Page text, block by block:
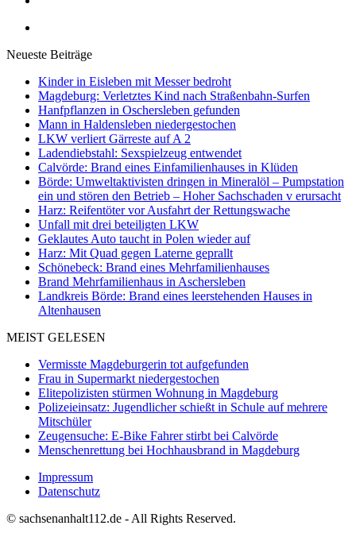
Neueste Beiträge
Kinder in Eisleben mit Messer bedroht
Magdeburg: Verletztes Kind nach Straßenbahn-Surfen
Hanfpflanzen in Oschersleben gefunden
Mann in Haldensleben niedergestochen
LKW verliert Gärreste auf A 2
Ladendiebstahl: Sexspielzeug entwendet
Calvörde: Brand eines Einfamilienhauses in Klüden
Börde: Umweltaktivisten dringen in Mineralöl – Pumpstation
ein und stören den Betrieb – Hoher Sachschaden v erursacht
Harz: Reifentöter vor Ausfahrt der Rettungswache
Unfall mit drei beteiligten LKW
Geklautes Auto taucht in Polen wieder auf
Harz: Mit Quad gegen Laterne geprallt
Schönebeck: Brand eines Mehrfamilienhauses
Brand Mehrfamilienhaus in Aschersleben
Landkreis Börde: Brand eines leerstehenden Hauses in
Altenhausen
MEIST GELESEN
Vermisste Magdeburgerin tot aufgefunden
Frau in Supermarkt niedergestochen
Elitepolizisten stürmen Wohnung in Magdeburg
Polizeieinsatz: Jugendlicher schießt in Schule auf mehrere
Mitschüler
Zeugensuche: E-Bike Fahrer stirbt bei Calvörde
Menschenrettung bei Hochhausbrand in Magdeburg
Impressum
Datenschutz
© sachsenanhalt112.de - All Rights Reserved.